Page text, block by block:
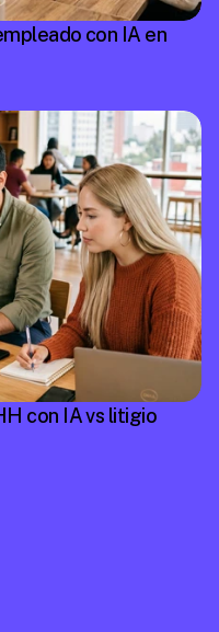
con IA en
con IA vs litigio